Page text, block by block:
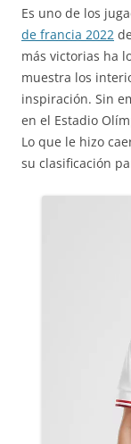
Es uno de los
de francia 2022
más victorias ha
muestra los
inspiración. Sin
en el Estadio
Lo que le hizo
su clasificación